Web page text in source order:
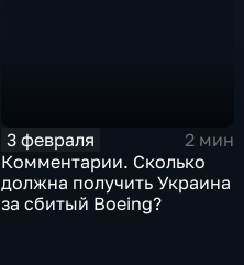
3 февраля
2 мин
Комментарии. Сколько
должна получить Украина
за сбитый Boeing?